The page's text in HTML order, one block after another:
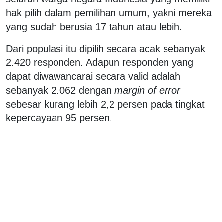
hak pilih dalam pemilihan umum, yakni mereka
yang sudah berusia 17 tahun atau lebih.
Dari populasi itu dipilih secara acak sebanyak
2.420 responden. Adapun responden yang
dapat diwawancarai secara valid adalah
sebanyak 2.062 dengan margin of error
sebesar kurang lebih 2,2 persen pada tingkat
kepercayaan 95 persen.